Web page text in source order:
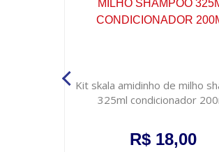
Kit skala amidinho de milho
325ml condicionador
R$ 18,00